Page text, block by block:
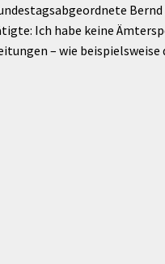
Ich habe keine
– wie beispielsweise